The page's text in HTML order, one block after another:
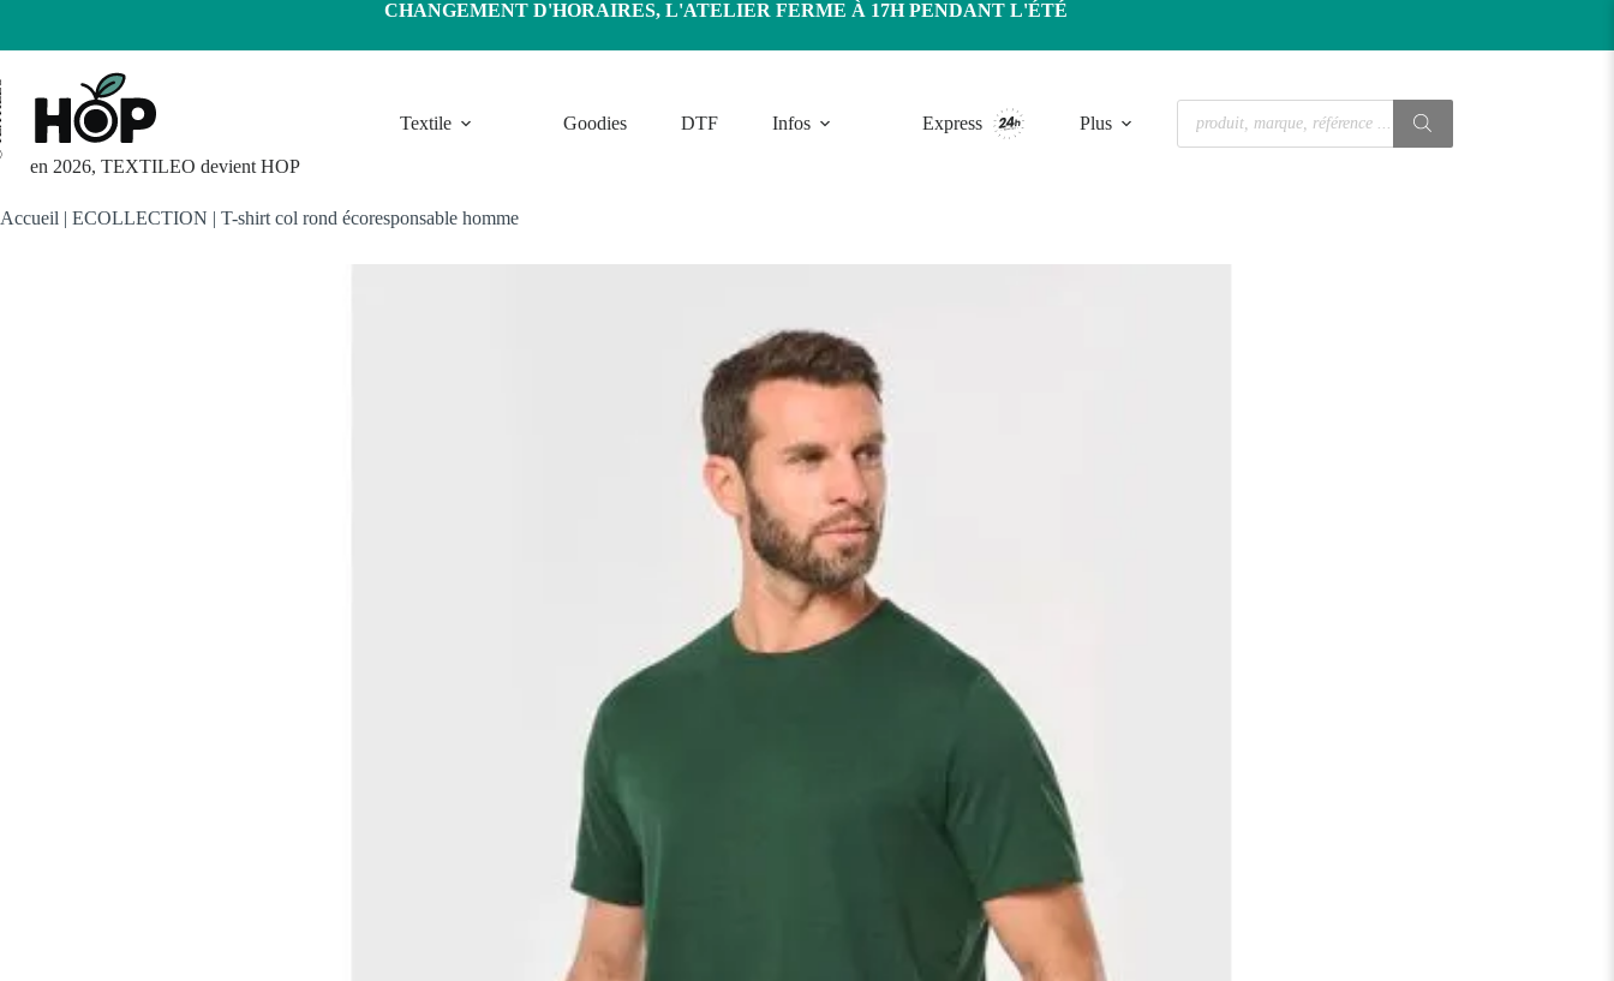
contenu
CHANGEMENT D'HORAIRES, L'ATELIER FERME À 17H PENDANT L'ÉTÉ
en 2026, TEXTILEO devient HOP
Textile Goodies DTF Infos Express Plus
Recherche
produits
Accueil | ECOLLECTION | T-shirt col rond écoresponsable homme